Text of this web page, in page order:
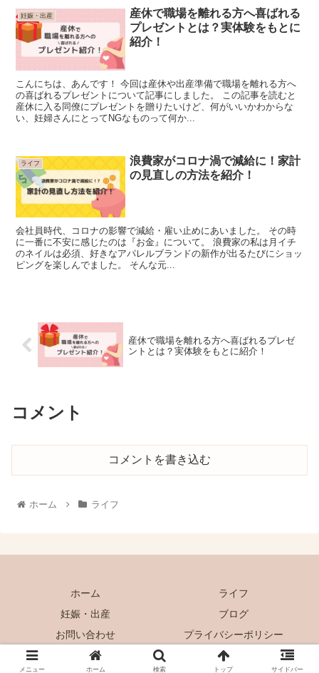
妊娠・出産
産休で職場を離れる方へ喜ばれる
プレゼントとは？実体験をもとに
紹介！
こんにちは、あんです！ 今回は産休や出産準備で職場を離れる方へ
の喜ばれるプレゼントについて記事にしました。 この記事を読むと
産休に入る同僚にプレゼントを贈りたいけど、何がいいかわからな
い、妊婦さんにとってNGなものって何か...
ライフ
浪費家がコロナ渦で減給に！家計
の見直しの方法を紹介！
会社員時代、コロナの影響で減給・雇い止めにあいました。 その時
に一番に不安に感じたのは『お金』について。 浪費家の私は月イチ
のネイルは必須、好きなアパレルブランドの新作が出るたびにショッ
ピングを楽しんでました。 そんな元...
産休で職場を離れる方へ喜ばれるプレゼ
ントとは？実体験をもとに紹介！
コメント
コメントを書き込む
ホーム ライフ
ホーム
ライフ
妊娠・出産
ブログ
お問い合わせ
プライバシーポリシー
© 2021 アンブログ.
メニュー ホーム 検索 トップ サイドバー